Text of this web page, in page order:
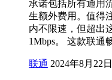
承诺包括所有通用
生额外费用。值得
内不限速，但超出
1Mbps。 这款联
联通 2024年8月22日